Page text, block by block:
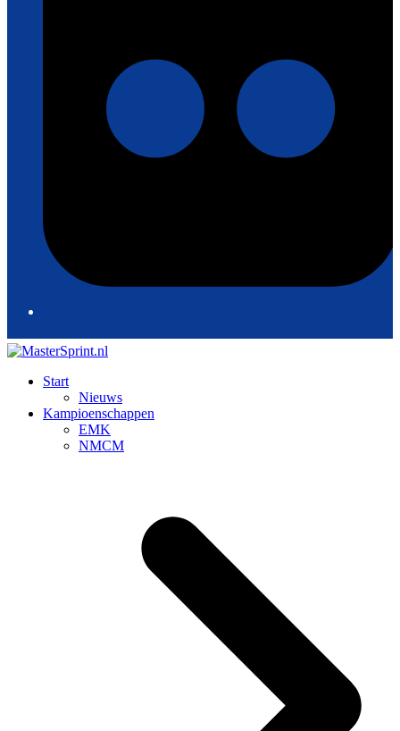
Start
Nieuws
Kampioenschappen
EMK
NMCM